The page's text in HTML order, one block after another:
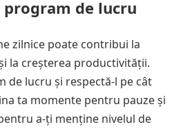
de lucru
zilnice poate contribui la
la creșterea productivității.
de lucru și respectă-l pe cât
ta momente pentru pauze și
a-ți menține nivelul de